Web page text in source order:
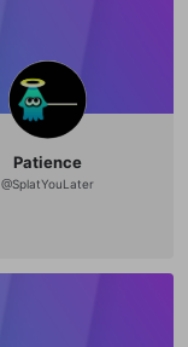
Patience
@SplatYouLater